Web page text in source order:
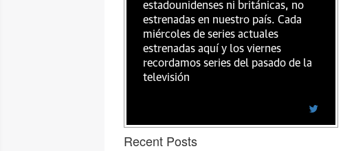
estadounidenses ni británicas, no
estrenadas en nuestro país. Cada
miércoles de series actuales
estrenadas aquí y los viernes
recordamos series del pasado de la
televisión
Recent Posts